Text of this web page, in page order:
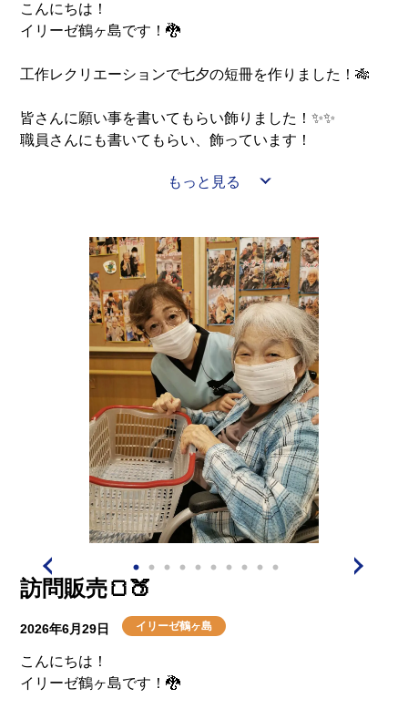
こんにちは！
イリーゼ鶴ヶ島です！🐉
工作レクリエーションで七夕の短冊を作りました！🎋
皆さんに願い事を書いてもらい飾りました！✨✨
職員さんにも書いてもらい、飾っています！
皆さんの願い事が叶いますように！！😆
もっと見る
訪問販売🍞🍑
2026年6月29日 イリーゼ鶴ヶ島
こんにちは！
イリーゼ鶴ヶ島です！🐉